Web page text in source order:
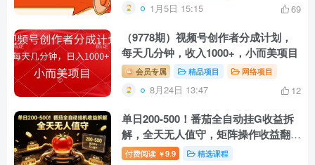
1月5日 15:15 69
（9778期）视频号创作者分成计划，
每天几分钟，收入1000+，小而美项目
会员专属 精品项目 网络项目
8月24日 13:47 12
单日200-500！番茄全自动挂G收益拆
解，全天无人值守，矩阵操作收益翻倍
【揭秘】
付费阅读 ￥9.9 精选课程